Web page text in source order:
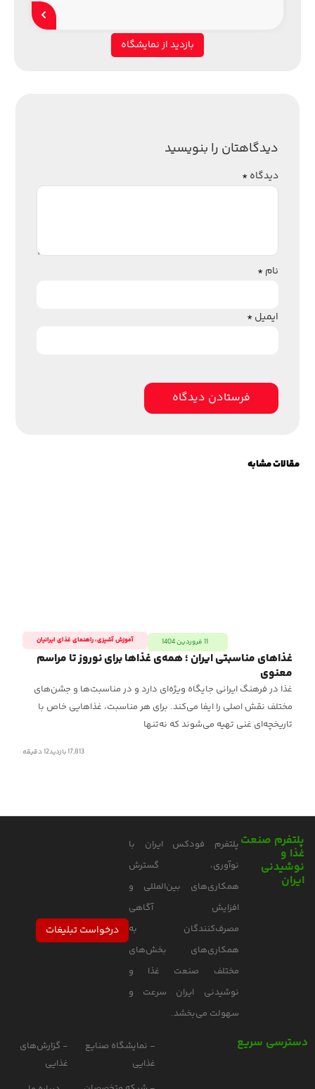
بازدید از نمایشگاه
دیدگاهتان را بنویسید
دیدگاه*
نام*
ایمیل*
مقالات مشابه
آموزش آشپزی،راهنمای غذای ایرانیان 11 فروردین 1404
غذاهای مناسبتی ایران ؛ همه‌ی غذاها برای نوروز تا مراسم
معنوی
غذا در فرهنگ ایرانی جایگاه ویژه‌ای دارد و در مناسبت‌ها و جشن‌های
مختلف نقش اصلی را ایفا می‌کند. برای هر مناسبت، غذاهایی خاص با
تاریخچه‌ای غنی تهیه می‌شوند که نه‌تنها
17,813 بازدید 12دقیقه
پلتفرم صنعت
غذا و
نوشیدنی
ایران
پلتفرم فودکس ایران با
نوآوری، گسترش
همکاری‌های بین‌المللی و
افزایش آگاهی
مصرف‌کنندگان به
همکاری‌های بخش‌های
مختلف صنعت غذا و
نوشیدنی ایران سرعت و
سهولت می‌بخشد.
درخواست تبلیغات
دسترسی سریع
- نمایشگاه صنایع
غذایی
- گزارش‌های
غذایی